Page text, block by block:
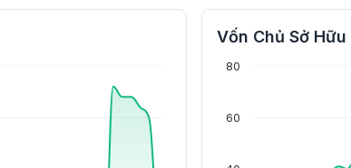
Vốn Chủ Sở
60
80